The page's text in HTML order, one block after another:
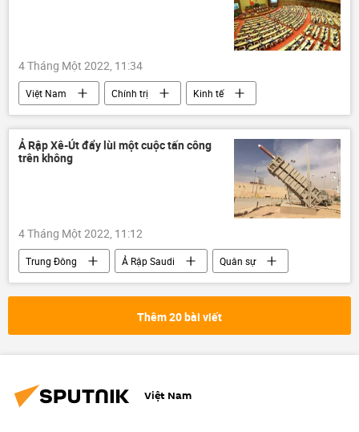
4 Tháng Một 2022, 11:34
Việt Nam Chính trị
Kinh tế
Quốc hội Việt Nam
Bộ KH&ĐT
chính sách tiền tệ
chiến lược phát triển kinh tế
Ả Rập Xê-Út đẩy lùi một cuộc tấn công
trên không
4 Tháng Một 2022, 11:12
Trung Đông Ả Rập Saudi Quân sự
Thêm 20 bài viết
Việt Nam